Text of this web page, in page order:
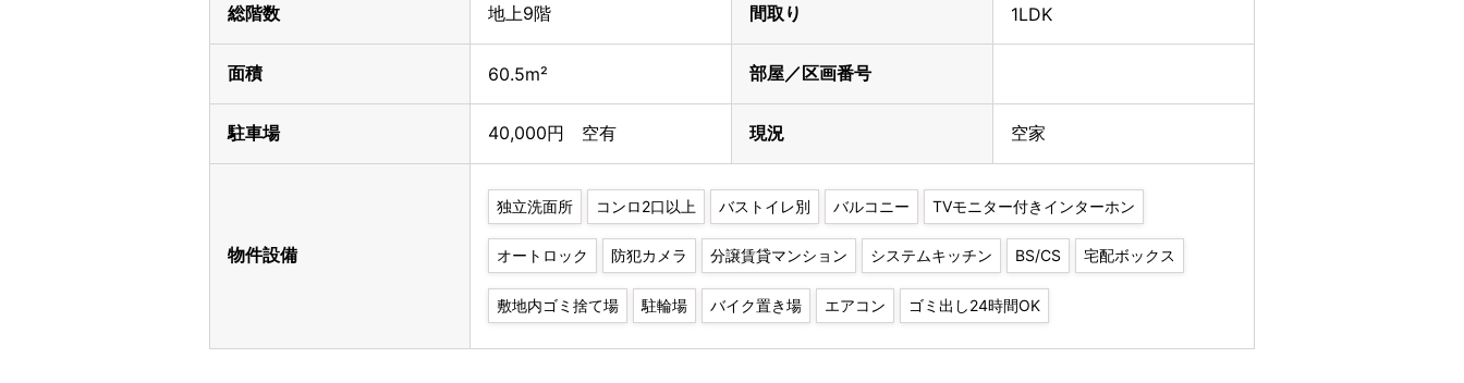
総階数 地上9階 間取り 1LDK
面積 60.5m² 部屋／区画番号
駐車場 40,000円 空有 現況 空家
物件設備
独立洗面所 コンロ2口以上 バストイレ別 バルコニー TVモニター付きインターホン
オートロック 防犯カメラ 分譲賃貸マンション システムキッチン BS/CS 宅配ボックス
敷地内ゴミ捨て場 駐輪場 バイク置き場 エアコン ゴミ出し24時間OK